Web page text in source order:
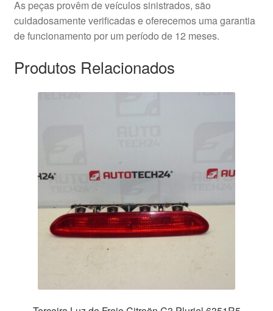
As peças provêm de veículos sinistrados, são
cuidadosamente verificadas e oferecemos uma garantia
de funcionamento por um período de 12 meses.
Produtos Relacionados